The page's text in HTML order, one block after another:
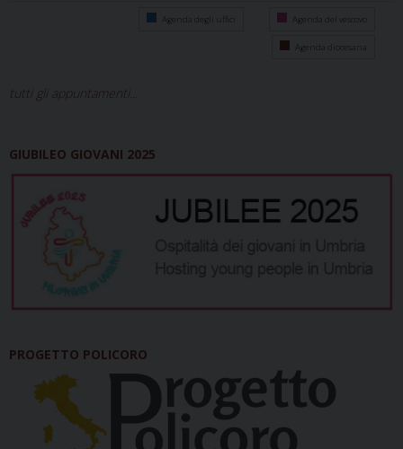
Agenda degli uffici Agenda del vescovo
Agenda diocesana
tutti gli appuntamenti...
GIUBILEO GIOVANI 2025
PROGETTO POLICORO